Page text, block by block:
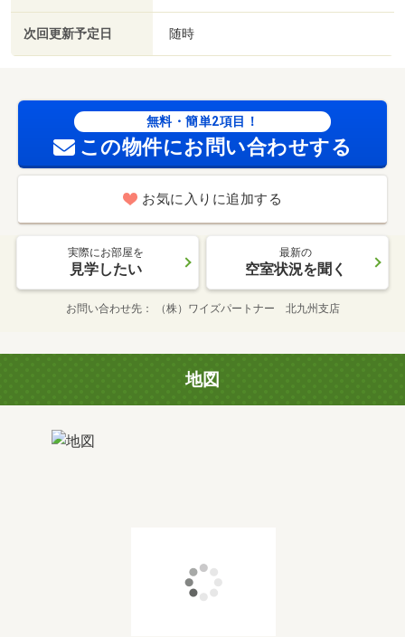
次回更新予定日 随時
無料・簡単2項目！
この物件にお問い合わせする
お気に入りに追加する
実際にお部屋を
見学したい
最新の
空室状況を聞く
お問い合わせ先 （株）ワイズパートナー 北九州支店
地図